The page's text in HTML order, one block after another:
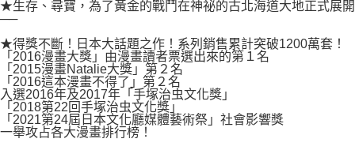
https://aftee.tw/terms/#terms3
３．未成年的使用者請事先徵得法定代理人或監護人之同意方可使用
「AFTEE先享後付」，若未經同意申辦者引起之損失，本公司不負相關責
任。
４．使用「AFTEE先享後付」時，將依據個別帳號之用戶狀況，依本公司即
時審查核予不同之上限額度；若仍有額度不足之情形，本公司將視審查結果
請求用戶進行身份認證。
付款後7-11取貨
每筆NT$80，滿NT$500(含以上)免運費
宅配
每筆NT$100，滿NT$800(含以上)免運費
國家/地區配送
★生存、尋寶，為了黃金的戰鬥在神祕的古北海道大地正式展開
──
★得獎不斷！日本大話題之作！系列銷售累計突破1200萬套！
「2016漫畫大獎」由漫畫讀者票選出來的第１名
「2015漫畫Natalie大獎」第２名
「2016這本漫畫不得了」第２名
入選2016年及2017年「手塚治虫文化獎」
「2018第22回手塚治虫文化獎」
「2021第24屆日本文化廳媒體藝術祭」社會影響獎
一舉攻占各大漫畫排行榜！